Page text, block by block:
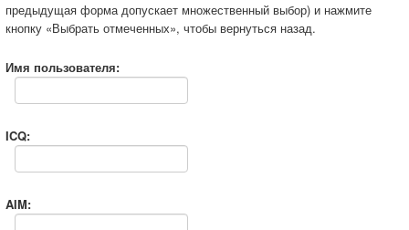
предыдущая форма допускает множественный выбор) и нажмите
кнопку «Выбрать отмеченных», чтобы вернуться назад.
Имя пользователя:
ICQ:
AIM: